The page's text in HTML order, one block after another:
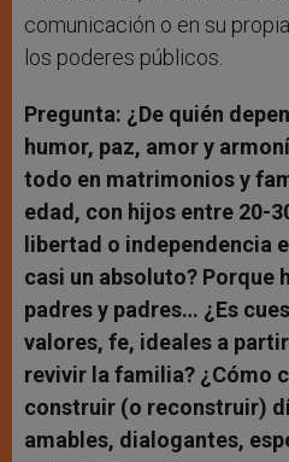
comunicación o en su
los poderes públicos.
Pregunta: ¿De quién
humor, paz, amor y
todo en matrimonios y
edad, con hijos entre 20-
libertad o independencia
casi un absoluto? Porque
padres y padres… ¿Es
valores, fe, ideales a
revivir la familia? ¿Cómo
construir (o reconstruir)
amables, dialogantes,